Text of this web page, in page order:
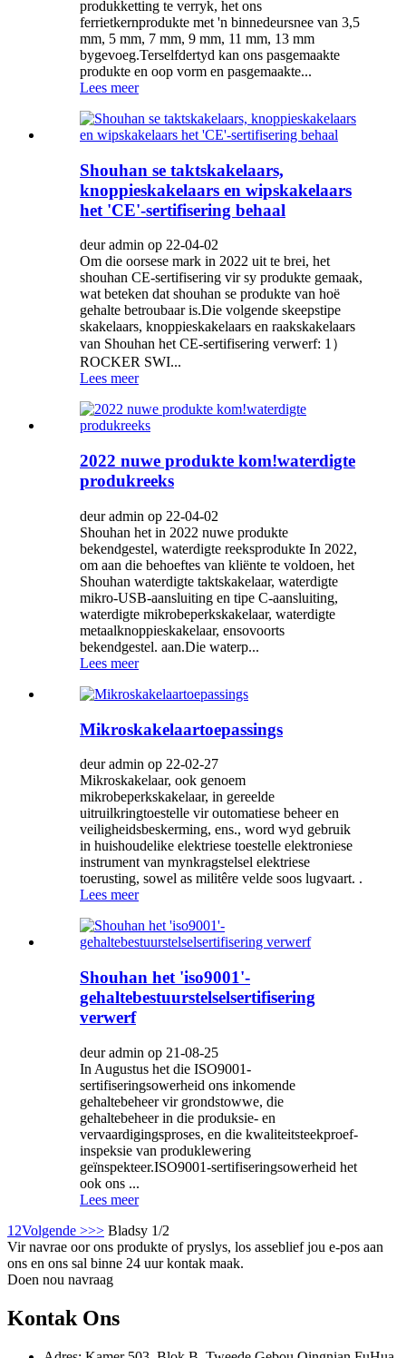
produkketting te verryk, het ons
ferrietkernprodukte met 'n binnedeursnee van 3,5
mm, 5 mm, 7 mm, 9 mm, 11 mm, 13 mm
bygevoeg.Terselfdertyd kan ons pasgemaakte
produkte en oop vorm en pasgemaakte...
Lees meer
Shouhan se taktskakelaars,
knoppieskakelaars en wipskakelaars
het 'CE'-sertifisering behaal
deur admin op 22-04-02
Om die oorsese mark in 2022 uit te brei, het
shouhan CE-sertifisering vir sy produkte gemaak,
wat beteken dat shouhan se produkte van hoë
gehalte betroubaar is.Die volgende skeepstipe
skakelaars, knoppieskakelaars en raakskakelaars
van Shouhan het CE-sertifisering verwerf: 1）
ROCKER SWI...
Lees meer
2022 nuwe produkte kom!waterdigte
produkreeks
deur admin op 22-04-02
Shouhan het in 2022 nuwe produkte
bekendgestel, waterdigte reeksprodukte In 2022,
om aan die behoeftes van kliënte te voldoen, het
Shouhan waterdigte taktskakelaar, waterdigte
mikro-USB-aansluiting en tipe C-aansluiting,
waterdigte mikrobeperkskakelaar, waterdigte
metaalknoppieskakelaar, ensovoorts
bekendgestel. aan.Die waterp...
Lees meer
Mikroskakelaartoepassings
deur admin op 22-02-27
Mikroskakelaar, ook genoem
mikrobeperkskakelaar, in gereelde
uitruilkringtoestelle vir outomatiese beheer en
veiligheidsbeskerming, ens., word wyd gebruik
in huishoudelike elektriese toestelle elektroniese
instrument van mynkragstelsel elektriese
toerusting, sowel as militêre velde soos lugvaart. .
Lees meer
Shouhan het 'iso9001'-
gehaltebestuurstelselsertifisering
verwerf
deur admin op 21-08-25
In Augustus het die ISO9001-
sertifiseringsowerheid ons inkomende
gehaltebeheer vir grondstowwe, die
gehaltebeheer in die produksie- en
vervaardigingsproses, en die kwaliteitsteekproef-
inspeksie van produklewering
geïnspekteer.ISO9001-sertifiseringsowerheid het
ook ons ​​...
Lees meer
1 2Volgende >>> Bladsy 1/2
Vir navrae oor ons produkte of pryslys, los asseblief jou e-pos aan
ons en ons sal binne 24 uur kontak maak.
Doen nou navraag
Kontak Ons